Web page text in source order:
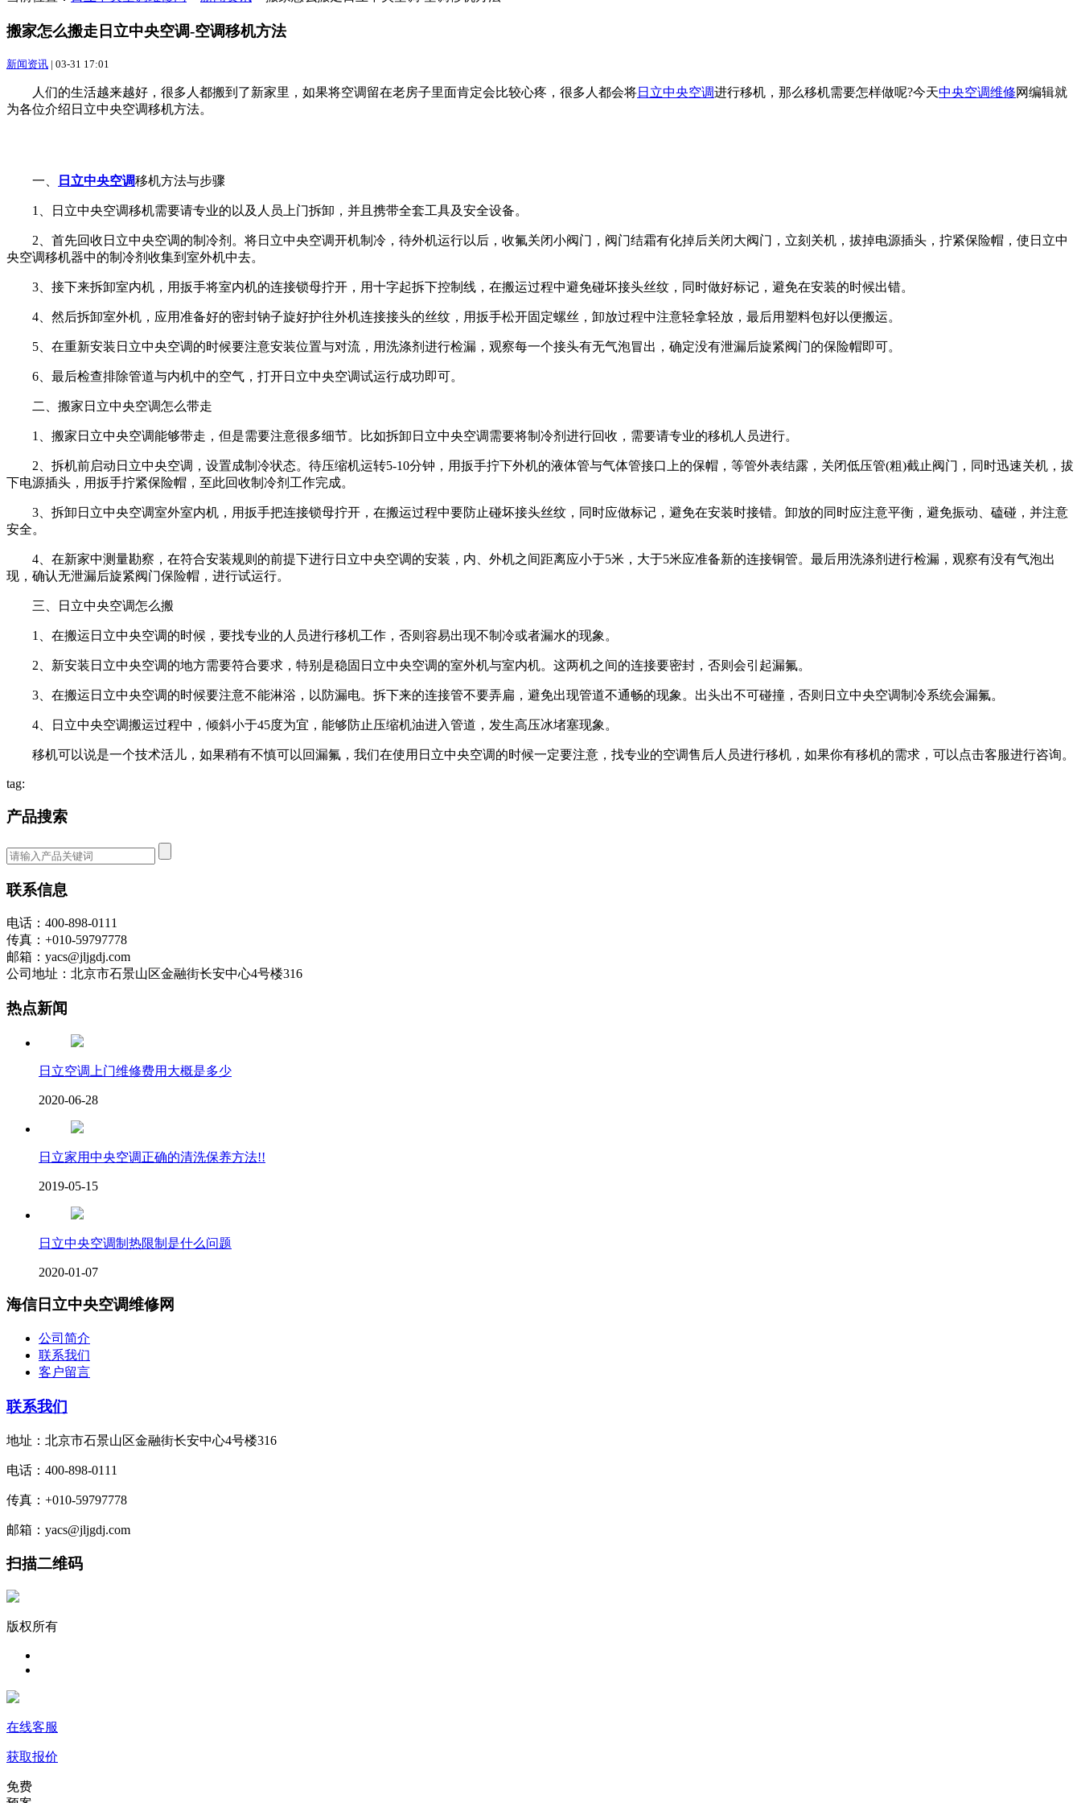
搬家怎么搬走日立中央空调-空调移机方法
新闻资讯 | 03-31 17:01
人们的生活越来越好，很多人都搬到了新家里，如果将空调留在老房子里面肯定会比较心疼，很多人都会将日立中央空调进行移机，那么移机需要怎样做呢?今天中央空调维修网编辑就
为各位介绍日立中央空调移机方法。
一、 日立中央空调移机方法与步骤
1、日立中央空调移机需要请专业的以及人员上门拆卸，并且携带全套工具及安全设备。
2、首先回收日立中央空调的制冷剂。将日立中央空调开机制冷，待外机运行以后，收氟关闭小阀门，阀门结霜有化掉后关闭大阀门，立刻关机，拔掉电源插头，拧紧保险帽，使日立中
央空调移机器中的制冷剂收集到室外机中去。
3、接下来拆卸室内机，用扳手将室内机的连接锁母拧开，用十字起拆下控制线，在搬运过程中避免碰坏接头丝纹，同时做好标记，避免在安装的时候出错。
4、然后拆卸室外机，应用准备好的密封钠子旋好护往外机连接接头的丝纹，用扳手松开固定螺丝，卸放过程中注意轻拿轻放，最后用塑料包好以便搬运。
5、在重新安装日立中央空调的时候要注意安装位置与对流，用洗涤剂进行检漏，观察每一个接头有无气泡冒出，确定没有泄漏后旋紧阀门的保险帽即可。
6、最后检查排除管道与内机中的空气，打开日立中央空调试运行成功即可。
二、搬家日立中央空调怎么带走
1、搬家日立中央空调能够带走，但是需要注意很多细节。比如拆卸日立中央空调需要将制冷剂进行回收，需要请专业的移机人员进行。
2、拆机前启动日立中央空调，设置成制冷状态。待压缩机运转5-10分钟，用扳手拧下外机的液体管与气体管接口上的保帽，等管外表结露，关闭低压管(粗)截止阀门，同时迅速关机，拔
下电源插头，用扳手拧紧保险帽，至此回收制冷剂工作完成。
3、拆卸日立中央空调室外室内机，用扳手把连接锁母拧开，在搬运过程中要防止碰坏接头丝纹，同时应做标记，避免在安装时接错。卸放的同时应注意平衡，避免振动、磕碰，并注意
安全。
4、在新家中测量勘察，在符合安装规则的前提下进行日立中央空调的安装，内、外机之间距离应小于5米，大于5米应准备新的连接铜管。最后用洗涤剂进行检漏，观察有没有气泡出
现，确认无泄漏后旋紧阀门保险帽，进行试运行。
三、日立中央空调怎么搬
1、在搬运日立中央空调的时候，要找专业的人员进行移机工作，否则容易出现不制冷或者漏水的现象。
2、新安装日立中央空调的地方需要符合要求，特别是稳固日立中央空调的室外机与室内机。这两机之间的连接要密封，否则会引起漏氟。
3、在搬运日立中央空调的时候要注意不能淋浴，以防漏电。拆下来的连接管不要弄扁，避免出现管道不通畅的现象。出头出不可碰撞，否则日立中央空调制冷系统会漏氟。
4、日立中央空调搬运过程中，倾斜小于45度为宜，能够防止压缩机油进入管道，发生高压冰堵塞现象。
移机可以说是一个技术活儿，如果稍有不慎可以回漏氟，我们在使用日立中央空调的时候一定要注意，找专业的空调售后人员进行移机，如果你有移机的需求，可以点击客服进行咨询。
tag:
产品搜索
联系信息
电话：400-898-0111
传真：+010-59797778
邮箱：yacs@jljgdj.com
公司地址：北京市石景山区金融街长安中心4号楼316
热点新闻
日立空调上门维修费用大概是多少
2020-06-28
日立家用中央空调正确的清洗保养方法!!
2019-05-15
日立中央空调制热限制是什么问题
2020-01-07
海信日立中央空调维修网
公司简介
联系我们
客户留言
联系我们
地址：北京市石景山区金融街长安中心4号楼316
电话：400-898-0111
传真：+010-59797778
邮箱：yacs@jljgdj.com
扫描二维码
版权所有
在线客服
获取报价
免费